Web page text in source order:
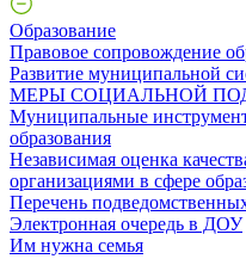
Образование
Правовое сопровождение
Развитие муниципальной
МЕРЫ СОЦИАЛЬНОЙ
Муниципальные
образования
Независимая оценка
организациями в сфере
Перечень
Электронная очередь в ДОУ
Им нужна семья